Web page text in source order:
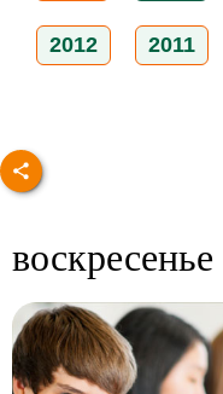
2012 2011
воскресенье